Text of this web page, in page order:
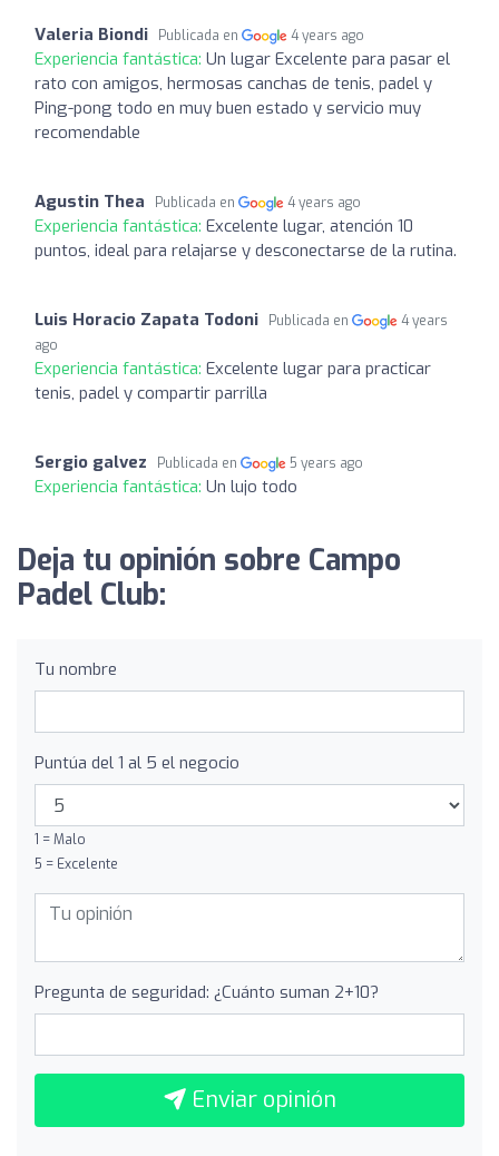
Valeria Biondi Publicada en 4 years ago
Experiencia fantástica: Un lugar Excelente para pasar el
rato con amigos, hermosas canchas de tenis, padel y
Ping-pong todo en muy buen estado y servicio muy
recomendable
Agustin Thea Publicada en 4 years ago
Experiencia fantástica: Excelente lugar, atención 10
puntos, ideal para relajarse y desconectarse de la rutina.
Luis Horacio Zapata Todoni Publicada en
4 years
ago
Experiencia fantástica: Excelente lugar para practicar
tenis, padel y compartir parrilla
Sergio galvez Publicada en 5 years ago
Experiencia fantástica: Un lujo todo
Deja tu opinión sobre Campo
Padel Club:
Tu nombre
Puntúa del 1 al 5 el negocio
1 = Malo
5 = Excelente
Pregunta de seguridad: ¿Cuánto suman 2+10?
Enviar opinión